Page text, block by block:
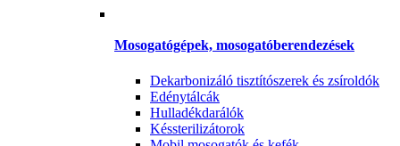
Mosogatógépek, mosogatóberendezések
Dekarbonizáló tisztítószerek és zsíroldók
Edénytálcák
Hulladékdarálók
Késsterilizátorok